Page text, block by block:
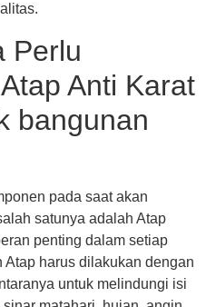
Perlu
Anti Karat
bangunan
pada saat akan
satunya adalah Atap
penting dalam setiap
harus dilakukan dengan
untuk melindungi isi